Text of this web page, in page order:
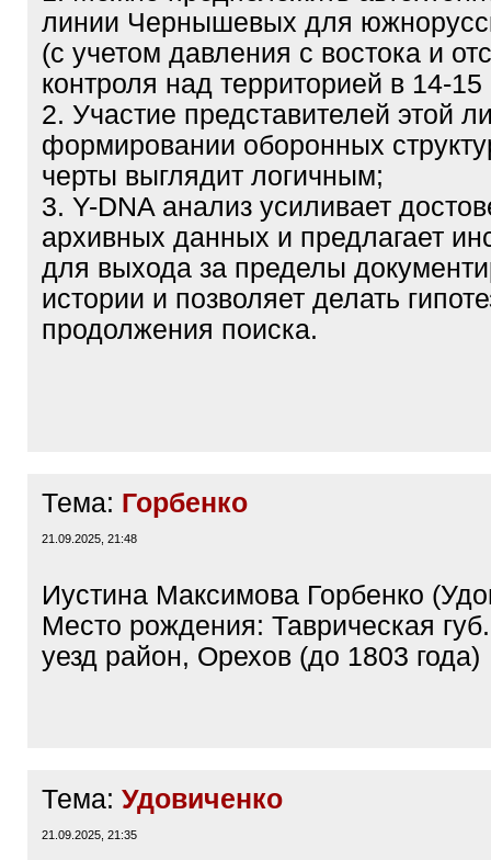
линии Чернышевых для
(с учетом давления с востока и
контроля над территорией в 14-15
2. Участие представителей этой
формировании оборонных
черты выглядит логичным;
3. Y-DNA анализ усиливает
архивных данных и предлагает
для выхода за пределы
истории и позволяет делать
продолжения поиска.
Тема: Горбенко
21.09.2025, 21:48
Иустина Максимова Горбенко
Место рождения: Таврическая
уезд район, Орехов (до 1803 года)
Тема: Удовиченко
21.09.2025, 21:35